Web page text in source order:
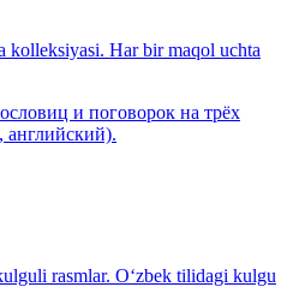
kolleksiyasi. Har bir maqol uchta
и поговорок на трёх
английский).
rasmlar. O‘zbek tilidagi kulgu